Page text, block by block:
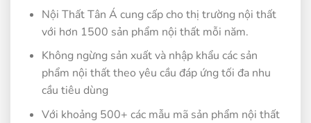
Nội Thất Tân Á cung cấp cho thị trường nội thất
với hơn 1500 sản phẩm nội thất mỗi năm.
Không ngừng sản xuất và nhập khẩu các sản
phẩm nội thất theo yêu cầu đáp ứng tối đa nhu
cầu tiêu dùng
Với khoảng 500+ các mẫu mã sản phẩm nội thất